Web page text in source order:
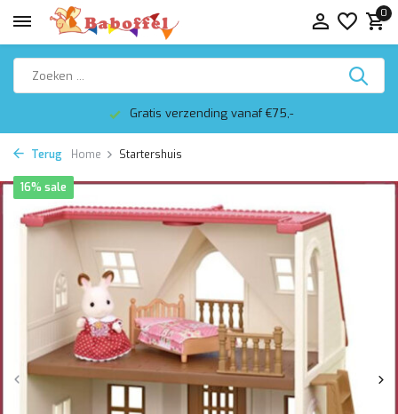
0
Gratis verzending vanaf €75,-
Terug Home Startershuis
16% sale